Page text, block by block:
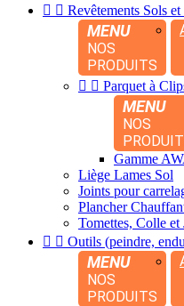
  Revêtements Sols
MENU
NOS
PRODUITS
  Parquet à
MENU
NOS
Gamme
Liège Lames Sol
Joints pour
Plancher
Tomettes, Colle et
  Outils (peindre,
MENU
NOS
PRODUITS